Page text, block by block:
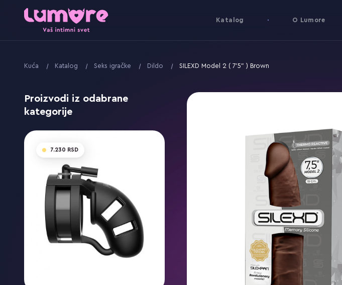
Katalog O Lumore
Kuća Katalog Seks igračke Dildo SILEXD Model 2 ( 7'5" ) Brown
Proizvodi iz odabrane
kategorije
7.230